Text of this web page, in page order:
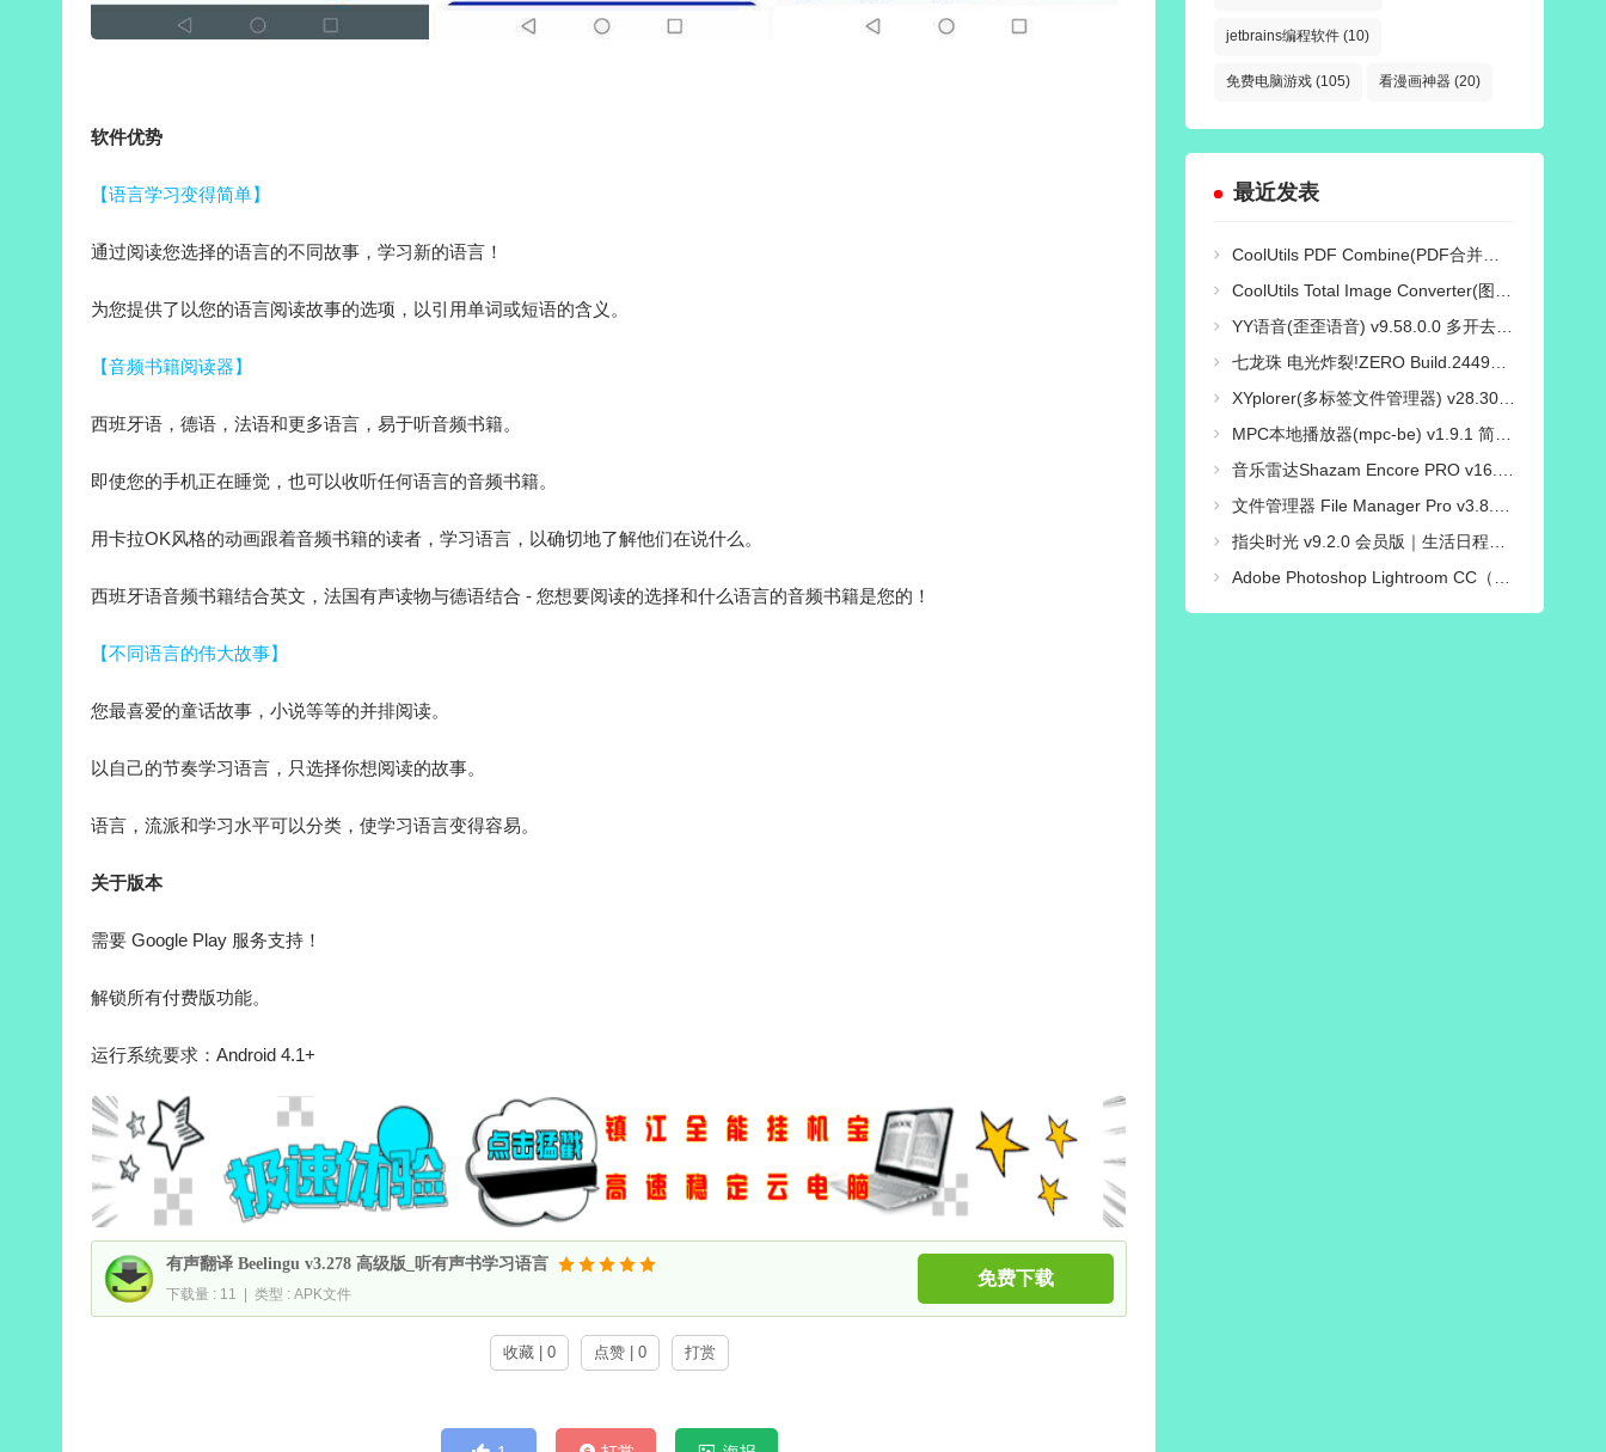
软件优势
【语言学习变得简单】
通过阅读您选择的语言的不同故事，学习新的语言！
为您提供了以您的语言阅读故事的选项，以引用单词或短语的含义。
【音频书籍阅读器】
西班牙语，德语，法语和更多语言，易于听音频书籍。
即使您的手机正在睡觉，也可以收听任何语言的音频书籍。
用卡拉OK风格的动画跟着音频书籍的读者，学习语言，以确切地了解他们在说什么。
西班牙语音频书籍结合英文，法国有声读物与德语结合 - 您想要阅读的选择和什么语言的音频书籍是您的！
【不同语言的伟大故事】
您最喜爱的童话故事，小说等等的并排阅读。
以自己的节奏学习语言，只选择你想阅读的故事。
语言，流派和学习水平可以分类，使学习语言变得容易。
关于版本
需要 Google Play 服务支持！
解锁所有付费版功能。
运行系统要求：Android 4.1+
有声翻译 Beelingu v3.278 高级版_听有声书学习语言
下载量 : 11 | 类型 : APK文件
免费下载
收藏 | 0 点赞 | 0 打赏
jetbrains编程软件 (10)
免费电脑游戏 (105) 看漫画神器 (20)
最近发表
CoolUtils PDF Combine(PDF合并工具) Pro v4.2.0.194 多语便携版
CoolUtils Total Image Converter(图像转换工具) v8.5.0.332 多语便携版
YY语音(歪歪语音) v9.58.0.0 多开去广告绿色版
七龙珠 电光炸裂!ZERO Build.24497537 免安装豪华中文国语绿色版|绝境觉醒-炽火天袭+预购特典+全DLC+终极奖励提升包+全季票+修改器|解压即撸
XYplorer(多标签文件管理器) v28.30.1700 永久授权绿色汉化版
MPC本地播放器(mpc-be) v1.9.1 简体中文正式版
音乐雷达Shazam Encore PRO v16.53.1-260805 已付费专业高级中文版
文件管理器 File Manager Pro v3.8.3 去广告高级修改版
指尖时光 v9.2.0 会员版｜生活日程管理必备工具
Adobe Photoshop Lightroom CC（图片后期处理软件）v11.5.0直装解锁高级版